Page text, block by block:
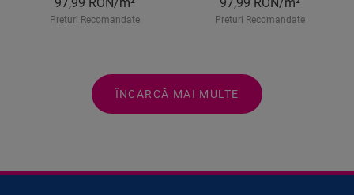
Preturi Recomandate Preturi Recomandate
ÎNCARCĂ MAI MULTE